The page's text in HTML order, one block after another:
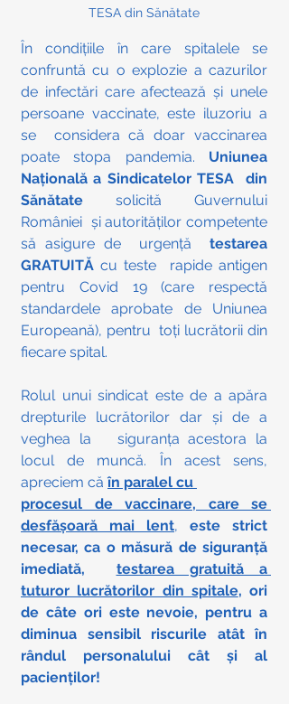
TESA din Sănătate
În condițiile în care spitalele se
confruntă cu o explozie a cazurilor
de infectări care afectează și unele
persoane vaccinate, este iluzoriu a
se  considera că doar vaccinarea
poate stopa pandemia. Uniunea
Națională a Sindicatelor TESA  din
Sănătate solicită Guvernului
României  și autorităților competente
să asigure de  urgență
testarea
GRATUITĂ cu teste  rapide antigen
pentru Covid 19 (care respectă
standardele aprobate de Uniunea
Europeană), pentru  toți lucrătorii din
fiecare spital.
Rolul unui sindicat este de a apăra
drepturile lucrătorilor dar și de a
veghea la   siguranța acestora la
locul de muncă. În acest sens,
apreciem că în paralel cu
procesul de vaccinare, care se
desfășoară mai lent, este strict
necesar, ca o măsură de siguranță
imediată, testarea gratuită a
tuturor lucrătorilor din spitale, ori
de câte ori este nevoie, pentru a
diminua sensibil riscurile atât în
rândul personalului cât și al
pacienților!